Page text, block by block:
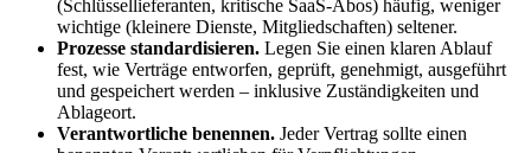
(Schlüssellieferanten, kritische SaaS-Abos) häufig, weniger
wichtige (kleinere Dienste, Mitgliedschaften) seltener.
Prozesse standardisieren. Legen Sie einen klaren Ablauf
fest, wie Verträge entworfen, geprüft, genehmigt, ausgeführt
und gespeichert werden – inklusive Zuständigkeiten und
Ablageort.
Verantwortliche benennen. Jeder Vertrag sollte einen